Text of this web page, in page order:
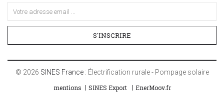
S'INSCRIRE
© 2026 SINES France: Électrification rurale - Pompage solaire
mentions
SINES Export EnerMoov.fr